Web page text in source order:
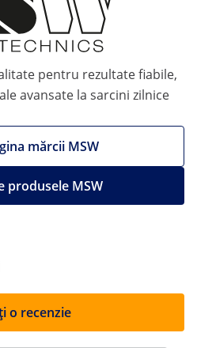
pentru rezultate fiabile,
avansate la sarcini zilnice
mărcii MSW
produsele MSW
o recenzie